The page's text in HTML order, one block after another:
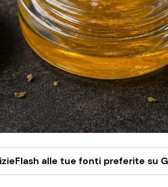
alle tue fonti preferite su